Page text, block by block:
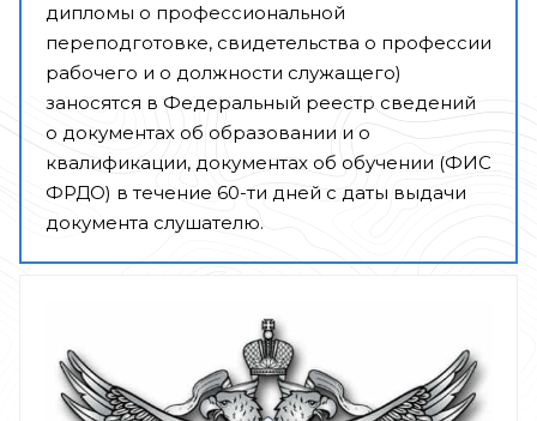
дипломы о профессиональной
переподготовке, свидетельства о профессии
рабочего и о должности служащего)
заносятся в Федеральный реестр сведений
о документах об образовании и о
квалификации, документах об обучении (ФИС
ФРДО) в течение 60-ти дней с даты выдачи
документа слушателю.